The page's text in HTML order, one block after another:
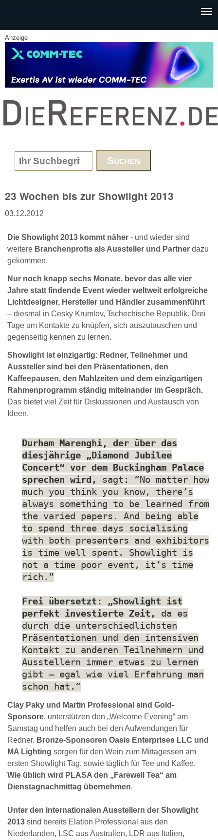
Anzeige
www.DieReferenz.de
Search form
23 Wochen bis zur Showlight 2013
03.12.2012
Die Showlight 2013 kommt näher - und wieder sind
weitere Branchenprofis als Aussteller und Partner dazu
gekommen.
Nur noch knapp sechs Monate, bevor das alle vier
Jahre statt findende Event wieder weltweit erfolgreiche
Lichtdesigner, Hersteller und Händler zusammenführt
– diesmal in Cesky Krumlov, Tschechische Republik. Drei
Tage um Kontakte zu knüpfen, sich auszutauschen und
gegenseitig kennen zu lernen.
Showlight ist einzigartig: Redner, Teilnehmer und
Aussteller sind bei den Präsentationen, den
Kaffeepausen, den Mahlzeiten und dem einzigartigen
Rahmenprogramm ständig miteinander im Gespräch.
Das bietet viel Zeit für Diskussionen und Austausch von
Ideen.
Durham Marenghi, der über das
diesjährige „Diamond Jubilee
Concert“ vor dem Buckingham Palace
sprechen wird, sagt: “No matter how
much you think you know, there’s
always something to be learned from
the varied papers. And being able
to spend three days socialising
with both presenters and exhibitors
is time well spent. Showlight is
not a time poor event, it’s time
rich.”
Frei übersetzt: „Showlight ist
perfekt investierte Zeit,
da es
durch die unterschiedlichsten
Präsentationen und den intensiven
Kontakt zu anderen Teilnehmern und
Ausstellern immer etwas zu lernen
gibt – egal wie viel Erfahrung man
schon hat.“
Clay Paky und Martin Professional sind Gold-
Sponsore, unterstützen den „Welcome Evening“ am
Samstag und helfen auch bei den Aufwendungen für
Redner. Bronze-Sponsoren Oasis Enterprises LLC und
MA Lighting sorgen für den Wein zum Mittagessen am
ersten Showlight Tag, sowie täglich für Tee und Kaffee.
Wie üblich wird PLASA den „Farewell Tea“ am
Dienstagnachmittag übernehmen.
Unter den internationalen Ausstellern der Showlight
2013 sind bereits Elation Professional aus den
Niederlanden, LSC aus Australien, LDR aus Italien,